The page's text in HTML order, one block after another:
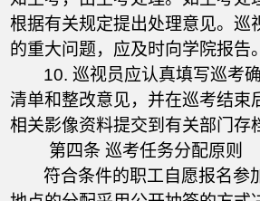
根据有关规定提出处理意见。巡
的重大问题，应及时向学院报告。
10. 巡视员应认真填写巡考
清单和整改意见，并在巡考结束
相关影像资料提交到有关部门存
第四条 巡考任务分配原则
符合条件的职工自愿报名参